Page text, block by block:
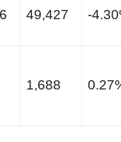
49,427 -
1,688